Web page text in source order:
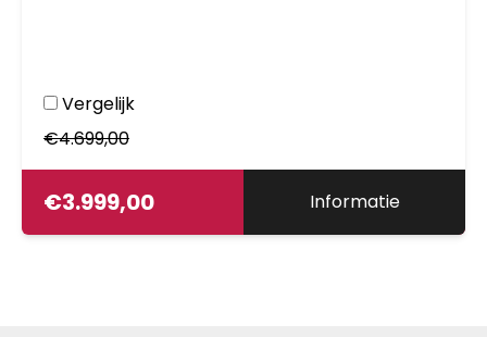
Vergelijk
€4.699,00
€3.999,00 Informatie